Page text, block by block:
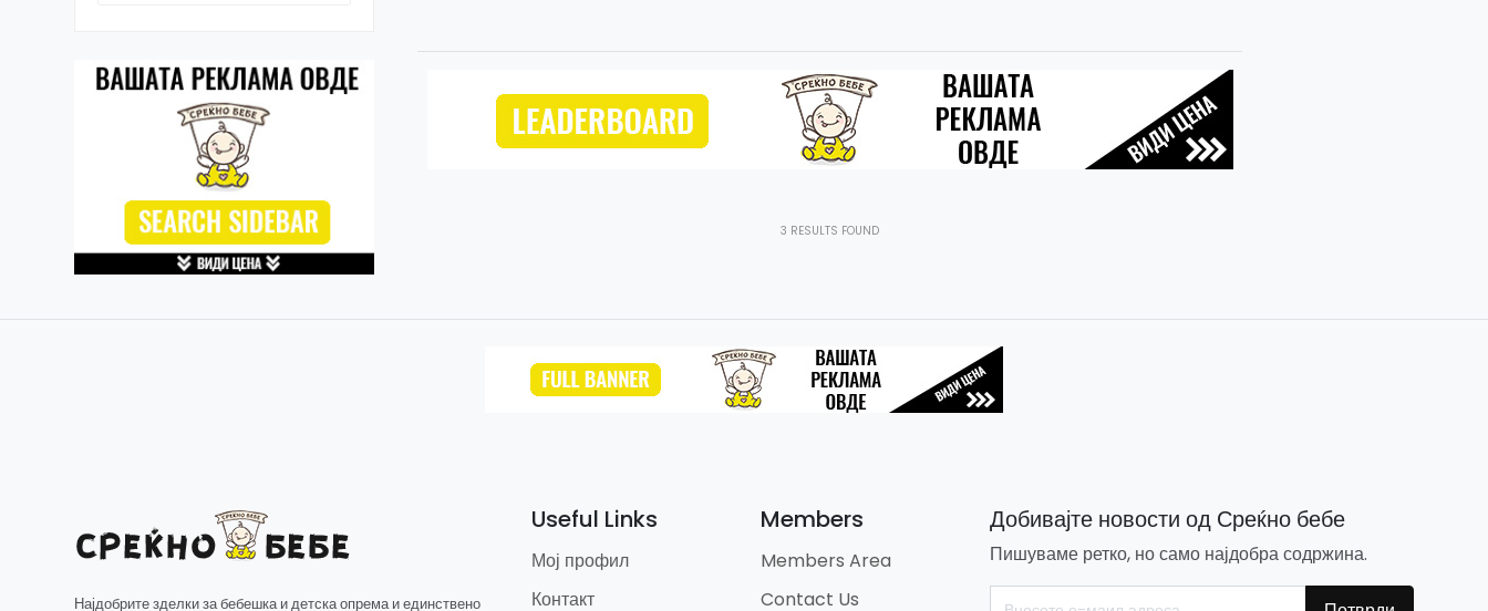
3 RESULTS FOUND
Најдобрите зделки за бебешка и детска опрема и единствено
Useful Links
Мој профил
Контакт
Members
Members Area
Contact Us
Добивајте новости од Среќно бебе
Пишуваме ретко, но само најдобра содржина.